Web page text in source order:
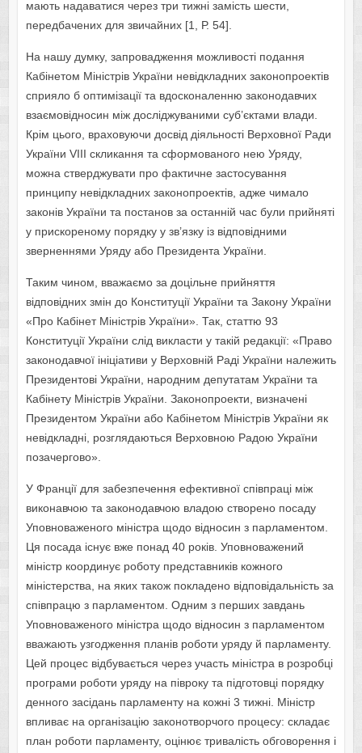
мають надаватися через три тижні замість шести,
передбачених для звичайних [1, Р. 54].
На нашу думку, запровадження можливості подання
Кабінетом Міністрів України невідкладних законопроектів
сприяло б оптимізації та вдосконаленню законодавчих
взаємовідносин між досліджуваними суб’єктами влади.
Крім цього, враховуючи досвід діяльності Верховної Ради
України VIII скликання та сформованого нею Уряду,
можна стверджувати про фактичне застосування
принципу невідкладних законопроектів, адже чимало
законів України та постанов за останній час були прийняті
у прискореному порядку у зв’язку із відповідними
зверненнями Уряду або Президента України.
Таким чином, вважаємо за доцільне прийняття
відповідних змін до Конституції України та Закону України
«Про Кабінет Міністрів України». Так, статтю 93
Конституції України слід викласти у такій редакції: «Право
законодавчої ініціативи у Верховній Раді України належить
Президентові України, народним депутатам України та
Кабінету Міністрів України. Законопроекти, визначені
Президентом України або Кабінетом Міністрів України як
невідкладні, розглядаються Верховною Радою України
позачергово».
У Франції для забезпечення ефективної співпраці між
виконавчою та законодавчою владою створено посаду
Уповноваженого міністра щодо відносин з парламентом.
Ця посада існує вже понад 40 років. Уповноважений
міністр координує роботу представників кожного
міністерства, на яких також покладено відповідальність за
співпрацю з парламентом. Одним з перших завдань
Уповноваженого міністра щодо відносин з парламентом
вважають узгодження планів роботи уряду й парламенту.
Цей процес відбувається через участь міністра в розробці
програми роботи уряду на півроку та підготовці порядку
денного засідань парламенту на кожні 3 тижні. Міністр
впливає на організацію законотворчого процесу: складає
план роботи парламенту, оцінює тривалість обговорення і